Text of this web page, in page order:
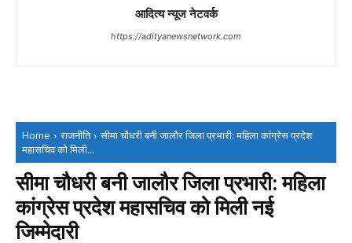
आदित्य न्यूज नेटवर्क
https://adityanewsnetwork.com